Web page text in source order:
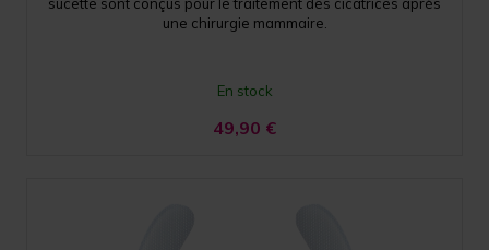
une chirurgie mammaire.
En stock
49,90 €